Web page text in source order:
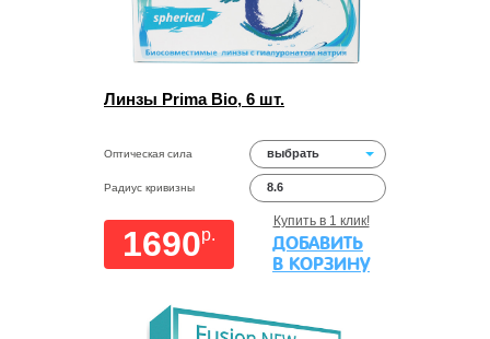
Линзы Prima Bio, 6 шт.
Оптическая сила выбрать
Радиус кривизны 8.6
1690p.
Купить в 1 клик!
ДОБАВИТЬ
В КОРЗИНУ